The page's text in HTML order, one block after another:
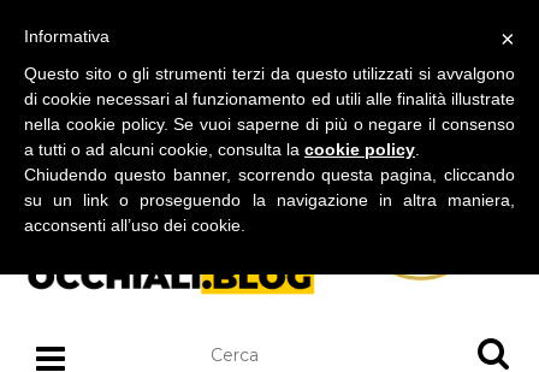
BLOG SU OCCHIALI DA SOLE E OCCHIALI DA VISTA
×
Informativa
Questo sito o gli strumenti terzi da questo utilizzati si avvalgono
di cookie necessari al funzionamento ed utili alle finalità illustrate
nella cookie policy. Se vuoi saperne di più o negare il consenso
a tutti o ad alcuni cookie, consulta la cookie policy
Chiudendo questo banner, scorrendo questa pagina, cliccando
su un link o proseguendo la navigazione in altra maniera,
acconsenti all’uso dei cookie.